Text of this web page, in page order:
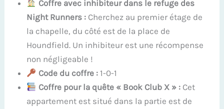
Coffre avec inhibiteur dans le refuge des
Night Runners : Cherchez au premier étage de
la chapelle, du côté est de la place de
Houndfield. Un inhibiteur est une récompense
non négligeable !
Code du coffre :1-0-1
Coffre pour la quête « Book Club X » :Cet
appartement est situé dans la partie est de